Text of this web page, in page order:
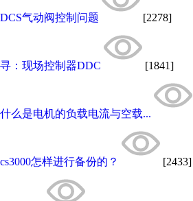
DCS气动阀控制问题 [2278]
寻：现场控制器DDC [1841]
什么是电机的负载电流与空载...
cs3000怎样进行备份的？ [2433]